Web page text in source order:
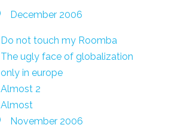
December 2006
Do not touch my Roomba
The ugly face of globalization
only in europe
Almost 2
Almost
November 2006